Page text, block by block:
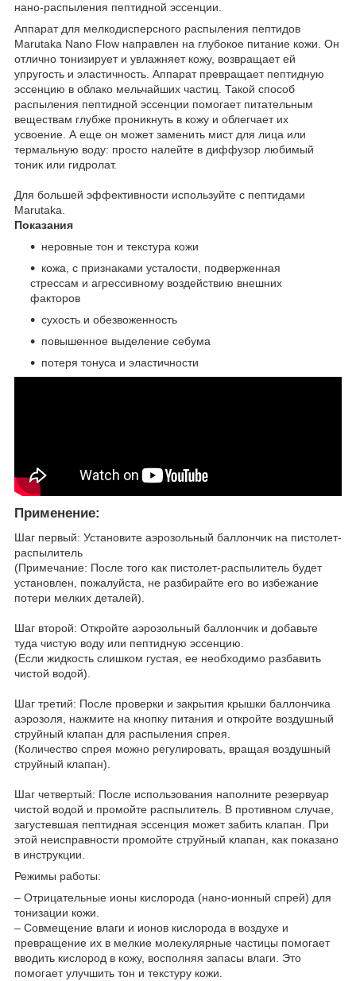
нано-распыления пептидной эссенции.
Аппарат для мелкодисперсного распыления пептидов
Marutaka Nano Flow направлен на глубокое питание кожи. Он
отлично тонизирует и увлажняет кожу, возвращает ей
упругость и эластичность. Аппарат превращает пептидную
эссенцию в облако мельчайших частиц. Такой способ
распыления пептидной эссенции помогает питательным
веществам глубже проникнуть в кожу и облегчает их
усвоение. А еще он может заменить мист для лица или
термальную воду: просто налейте в диффузор любимый
тоник или гидролат.
Для большей эффективности используйте с пептидами
Marutaka.
Показания
неровные тон и текстура кожи
кожа, с признаками усталости, подверженная
стрессам и агрессивному воздействию внешних
факторов
сухость и обезвоженность
повышенное выделение себума
потеря тонуса и эластичности
Применение:
Шаг первый: Установите аэрозольный баллончик на пистолет-
распылитель
(Примечание: После того как пистолет-распылитель будет
установлен, пожалуйста, не разбирайте его во избежание
потери мелких деталей).
Шаг второй: Откройте аэрозольный баллончик и добавьте
туда чистую воду или пептидную эссенцию.
(Если жидкость слишком густая, ее необходимо разбавить
чистой водой).
Шаг третий: После проверки и закрытия крышки баллончика
аэрозоля, нажмите на кнопку питания и откройте воздушный
струйный клапан для распыления спрея.
(Количество спрея можно регулировать, вращая воздушный
струйный клапан).
Шаг четвертый: После использования наполните резервуар
чистой водой и промойте распылитель. В противном случае,
загустевшая пептидная эссенция может забить клапан. При
этой неисправности промойте струйный клапан, как показано
в инструкции.
Режимы работы:
– Отрицательные ионы кислорода (нано-ионный спрей) для
тонизации кожи.
– Совмещение влаги и ионов кислорода в воздухе и
превращение их в мелкие молекулярные частицы помогает
вводить кислород в кожу, восполняя запасы влаги. Это
помогает улучшить тон и текстуру кожи.